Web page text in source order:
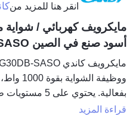
انقر هنا للمزيد من
أسود صنع في الصين CMXG30DB-SASO
ووظيفة
بفعالية. يحتوي
لطهي مختلف الأطعمة. مع ميزة
قراءة المزيد